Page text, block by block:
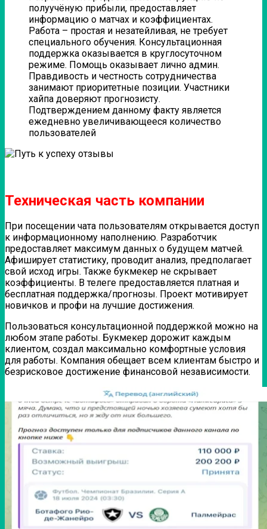
полуучёную прибыли, предоставляет
информацию о матчах и коэффициентах.
Работа – простая и незатейливая, не требует
специального обучения. Консультационная
поддержка оказывается в круглосуточном
режиме. Помощь оказывает лично админ.
Правдивость и честность сотрудничества
занимают приоритетные позиции. Участники
хайпа доверяют прогнозисту.
Подтверждением данному факту является
ежедневно увеличивающееся количество
пользователей
Техническая часть компании
При посещении чата пользователям открывается доступ
к информационному наполнению. Разработчик
предоставляет максимум данных о будущем матчей.
Афиширует статистику, проводит анализ, предполагает
свой исход игры. Также букмекер не скрывает
коэффициенты. В телеге предоставляется платная и
бесплатная поддержка/прогнозы. Проект мотивирует
новичков и профи на лучшие достижения.
Пользоваться консультационной поддержкой можно на
любом этапе работы. Букмекер дорожит каждым
клиентом, создал максимально комфортные условия
для работы. Компания обещает всем клиентам быстро и
безрисковое достижение финансовой независимости.